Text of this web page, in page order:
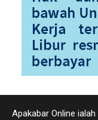
Apakabar Online